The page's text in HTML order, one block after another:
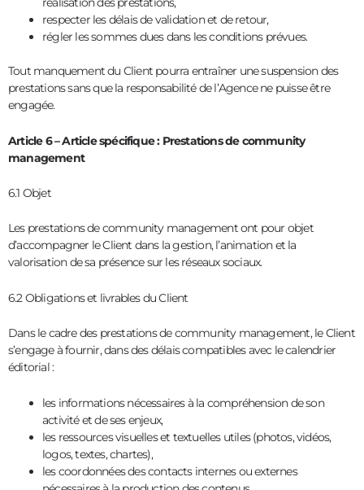
respecter les délais de validation et de retour,
régler les sommes dues dans les conditions prévues.
Tout manquement du Client pourra entraîner une suspension des
prestations sans que la responsabilité de l’Agence ne puisse être
engagée.
Article 6 – Article spécifique : Prestations de community
management
6.1 Objet
Les prestations de community management ont pour objet
d’accompagner le Client dans la gestion, l’animation et la
valorisation de sa présence sur les réseaux sociaux.
6.2 Obligations et livrables du Client
Dans le cadre des prestations de community management, le Client
s’engage à fournir, dans des délais compatibles avec le calendrier
éditorial :
les informations nécessaires à la compréhension de son
activité et de ses enjeux,
les ressources visuelles et textuelles utiles (photos, vidéos,
logos, textes, chartes),
les coordonnées des contacts internes ou externes